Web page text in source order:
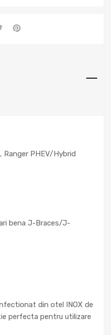
Ranger PHEV/Hybrid
bena J-Braces/J-
din otel INOX de
perfecta pentru utilizare